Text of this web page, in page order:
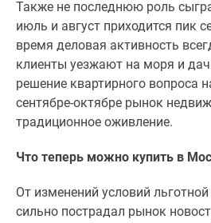
Также не последнюю роль
июль и август приходится пик
время деловая активность
клиенты уезжают на моря и
решение квартирного вопроса
сентябре-октябре рынок
традиционное оживление.
Что теперь можно купить в
От изменений условий
сильно пострадал рынок